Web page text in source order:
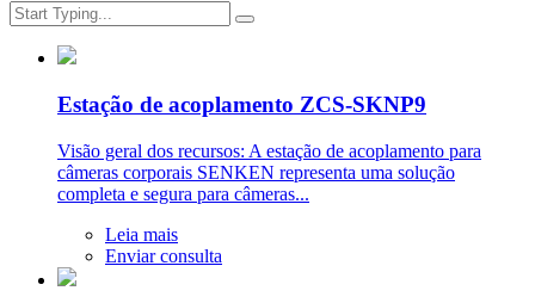
Estação de acoplamento ZCS-SKNP9
Visão geral dos recursos: A estação de acoplamento para
câmeras corporais SENKEN representa uma solução
completa e segura para câmeras...
Leia mais
Enviar consulta